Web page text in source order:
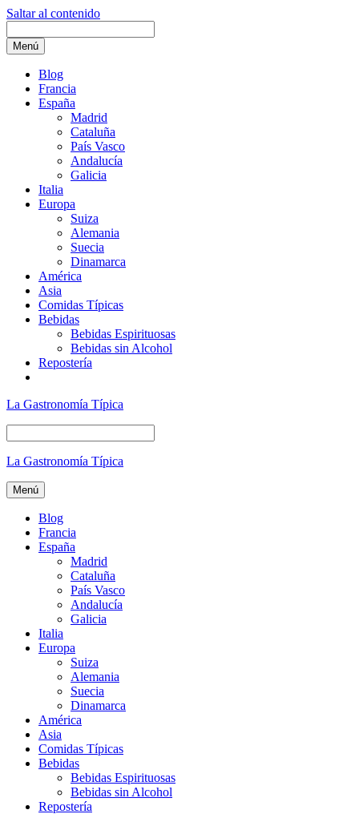
Saltar al contenido
Menú
Blog
Francia
España
Madrid
Cataluña
País Vasco
Andalucía
Galicia
Italia
Europa
Suiza
Alemania
Suecia
Dinamarca
América
Asia
Comidas Típicas
Bebidas
Bebidas Espirituosas
Bebidas sin Alcohol
Repostería
La Gastronomía Típica
La Gastronomía Típica
Menú
Blog
Francia
España
Madrid
Cataluña
País Vasco
Andalucía
Galicia
Italia
Europa
Suiza
Alemania
Suecia
Dinamarca
América
Asia
Comidas Típicas
Bebidas
Bebidas Espirituosas
Bebidas sin Alcohol
Repostería